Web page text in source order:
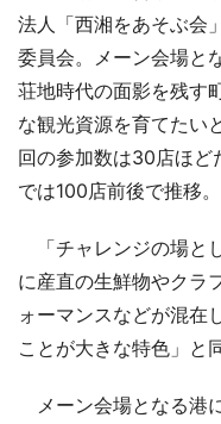
法人「西湘をあそぶ会
委員会。メーン会場と
荘地時代の面影を残す
な観光資源を育てたい
回の参加数は30店ほど
では100店前後で推移
「チャレンジの場と
に産直の生鮮物やクラ
ォーマンスなどが混在
ことが大きな特色」と
メーン会場となる港